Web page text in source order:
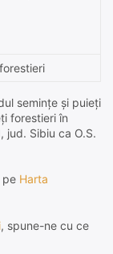
semințe și puieți
forestieri în
jud. Sibiu ca O.S.
pe Harta
, spune-ne cu ce